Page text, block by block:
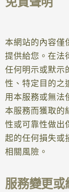
本網站的內容僅
提供給您。在法
任何明示或默示
性、特定目的之
用本服務或無法
本服務而獲取的
性或可靠性做出
起的任何損失或
相關風險。
服務變更或